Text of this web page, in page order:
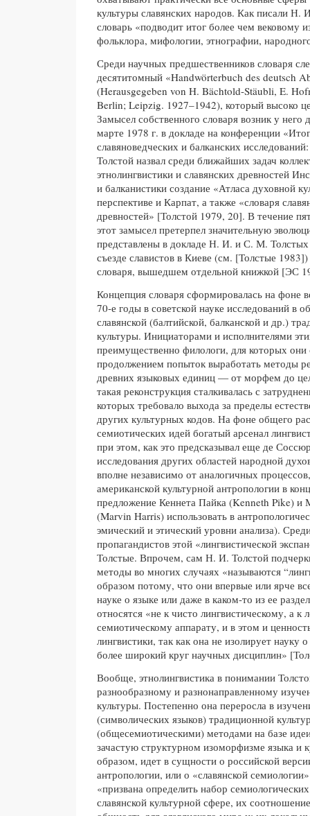
культуры славянских народов. Как писали
словарь «подводит итог более чем вековому
фольклора, мифологии, этнографии,
Среди научных предшественников словаря
десятитомный «Handwörterbuch des deutsch
(Herausgegeben von H. Bächtold-Stäubli, E.
Berlin; Leipzig. 1927–1942), который высоко
Замысел собственного словаря возник у
марте 1978 г. в докладе на конференции
славяноведческих и балканских
Толстой назвал среди ближайших задач
этнолингвистики и славянских древностей
и балканистики создание «Атласа духовной
перспективе и Карпат, а также «словаря
древностей» [Толстой 1979, 20]. В течение
этот замысел претерпел значительную
представлены в докладе Н. И. и С. М.
съезде славистов в Киеве (см. [Толстые
словаря, вышедшем отдельной книжкой [ЭС
Концепция словаря сформировалась на фоне
70-е годы в советской науке исследований в
славянской (балтийской, балканской и др.)
культуры. Инициаторами и исполнителями
преимущественно филологи, для которых они
продолжением попыток выработать методы
древних языковых единиц — от морфем до
такая реконструкция сталкивалась с
которых требовало выхода за пределы
других культурных кодов. На фоне общего
семиотических идей богатый арсенал
при этом, как это предсказывал еще де
исследования других областей народной
вполне независимо от аналогичных
американской культурной антропологии в
предложение Кеннета Пайка (Kenneth Pike) и
(Marvin Harris) использовать в
эмический и этический уровни анализа).
пропагандистов этой «лингвистической
Толстые. Впрочем, сам Н. И. Толстой
методы во многих случаях «называются
образом потому, что они впервые или ярче
науке о языке или даже в каком-то из ее
относятся «не к чисто лингвистическому, а к
семиотическому аппарату, и в этом и
лингвистики, так как она не изолирует науку
более широкий круг научных дисциплин»
Вообще, этнолингвистика в понимании
разнообразному и разнонаправленному
культуры. Постепенно она переросла в
(символических языков) традиционной
(общесемиотическими) методами на базе
зачастую структурном изоморфизме языка и
образом, идет в сущности о российской
антропологии, или о «славянской
«призвана определить набор
славянской культурной сфере, их